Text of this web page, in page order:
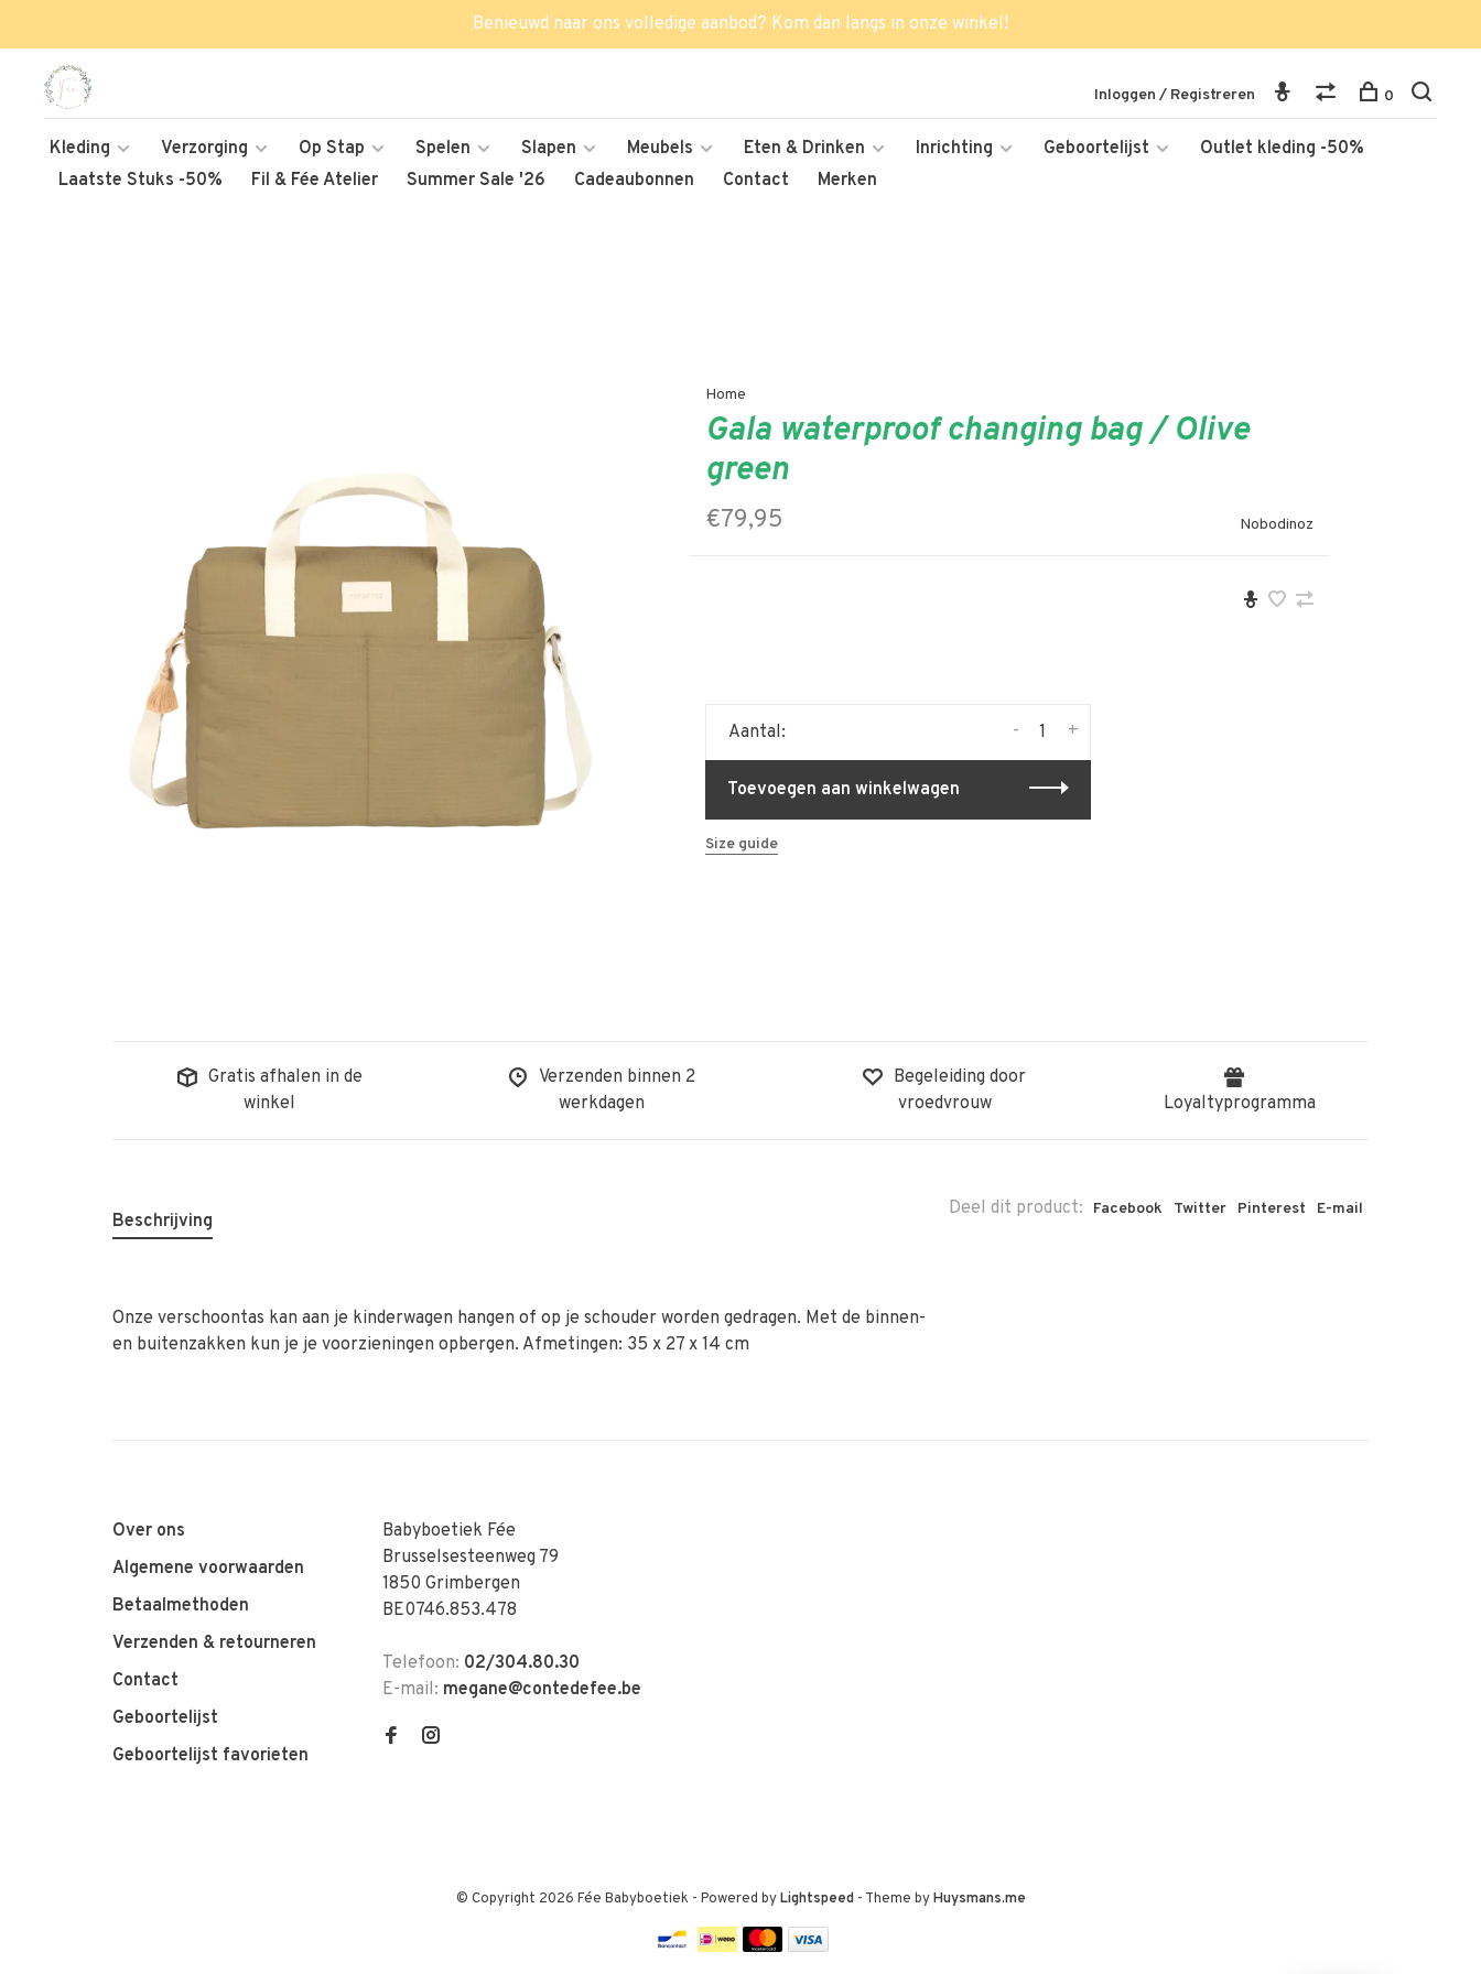
Benieuwd naar ons volledige aanbod? Kom dan langs in onze winkel!
Kleding Verzorging Op Stap Spelen Slapen Meubels Eten & Drinken Inrichting Geboortelijst
Outlet kleding -50%
Laatste Stuks -50%
Fil & Fée Atelier Summer Sale '26 Cadeaubonnen Contact Merken
Inloggen / Registreren 0
Home
Gala waterproof changing bag / Olive
green
€79,95 Nobodinoz
Aantal: +
-
Toevoegen aan winkelwagen
Size guide
Gratis afhalen in de
winkel
Verzenden binnen 2
werkdagen
Begeleiding door
vroedvrouw
Loyaltyprogramma
Deel dit product: Facebook Twitter Pinterest E-mail
Beschrijving
Onze verschoontas kan aan je kinderwagen hangen of op je schouder worden gedragen. Met de binnen-
en buitenzakken kun je je voorzieningen opbergen. Afmetingen: 35 x 27 x 14 cm
Over ons
Algemene voorwaarden
Betaalmethoden
Verzenden & retourneren
Contact
Geboortelijst
Geboortelijst favorieten
Babyboetiek Fée
Brusselsesteenweg 79
1850 Grimbergen
BE0746.853.478
Telefoon: 02/304.80.30
E-mail: megane@contedefee.be
© Copyright 2026 Fée Babyboetiek - Powered byLightspeed- Theme byHuysmans.me